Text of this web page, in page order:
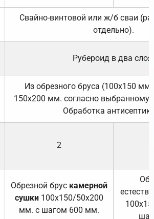
Свайно-винтовой или ж/б сваи
отдельно).
Рубероид в два слоя.
Из обрезного бруса (100х150
150х200 мм. согласно выбранному
Обработка
2
Обрезной брус камерной
сушки 100х150/50х200
мм. с шагом 600 мм.